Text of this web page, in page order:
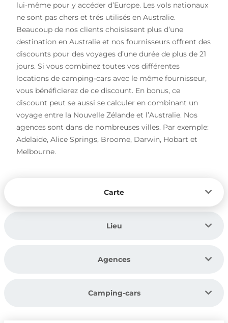
lui-même pour y accéder d’Europe. Les vols nationaux
ne sont pas chers et trés utilisés en Australie.
Beaucoup de nos clients choisissent plus d’une
destination en Australie et nos fournisseurs offrent des
discounts pour des voyages d’une durée de plus de 21
jours. Si vous combinez toutes vos différentes
locations de camping-cars avec le même fournisseur,
vous bénéficierez de ce discount. En bonus, ce
discount peut se aussi se calculer en combinant un
voyage entre la Nouvelle Zélande et l’Australie. Nos
agences sont dans de nombreuses villes. Par exemple:
Adelaide, Alice Springs, Broome, Darwin, Hobart et
Melbourne.
Carte
Lieu
Agences
Camping-cars